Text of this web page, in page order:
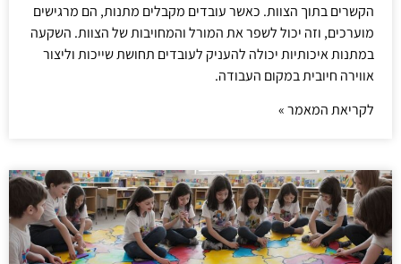
הקשרים בתוך הצוות. כאשר עובדים מקבלים מתנות, הם מרגישים
מוערכים, וזה יכול לשפר את המורל והמחויבות של הצוות. השקעה
במתנות איכותיות יכולה להעניק לעובדים תחושת שייכות וליצור
אווירה חיובית במקום העבודה.
לקריאת המאמר »